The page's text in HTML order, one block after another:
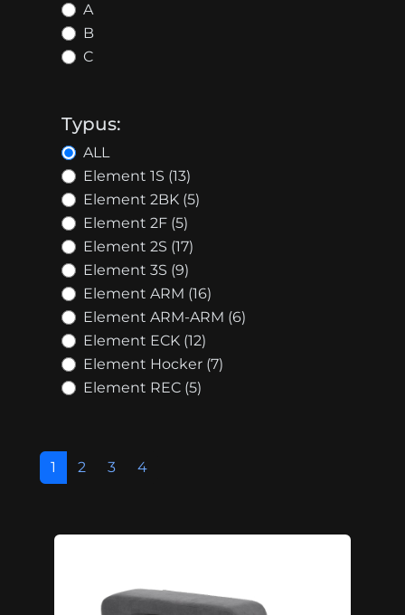
A
B
C
Typus:
ALL
Element 1S (13)
Element 2BK (5)
Element 2F (5)
Element 2S (17)
Element 3S (9)
Element ARM (16)
Element ARM-ARM (6)
Element ECK (12)
Element Hocker (7)
Element REC (5)
1 2 3 4